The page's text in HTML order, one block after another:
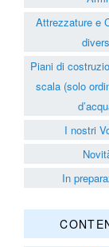
Attrezzature e
Piani di
scala (solo
I nostri
In